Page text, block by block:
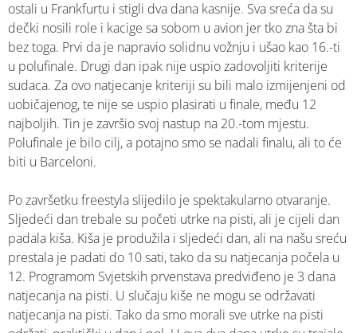
ostali u Frankfurtu i stigli dva dana kasnije. Sva sreća da su
dečki nosili role i kacige sa sobom u avion jer tko zna šta bi
bez toga. Prvi da je napravio solidnu vožnju i ušao kao 16.-ti
u polufinale. Drugi dan ipak nije uspio zadovoljiti kriterije
sudaca. Za ovo natjecanje kriteriji su bili malo izmijenjeni od
uobičajenog, te nije se uspio plasirati u finale, među 12
najboljih. Tin je završio svoj nastup na 20.-tom mjestu.
Polufinale je bilo cilj, a potajno smo se nadali finalu, ali to će
biti u Barceloni.
Po završetku freestyla slijedilo je spektakularno otvaranje.
Sljedeći dan trebale su početi utrke na pisti, ali je cijeli dan
padala kiša. Kiša je produžila i sljedeći dan, ali na našu sreću
prestala je padati do 10 sati, tako da su natjecanja počela u
12. Programom Svjetskih prvenstava predviđeno je 3 dana
natjecanja na pisti. U slučaju kiše ne mogu se održavati
natjecanja na pisti. Tako da smo morali sve utrke na pisti